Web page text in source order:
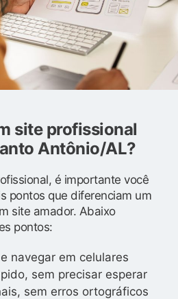
site profissional
Antônio/AL?
é importante você
pontos que diferenciam um
site amador. Abaixo
pontos:
navegar em celulares
sem precisar esperar
sem erros ortográficos